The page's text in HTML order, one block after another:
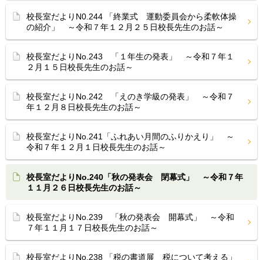
校長室だよりN0.244 「終業式 運動委員会から柔軟体操
の紹介」 ～令和７年１２月２５日校長先生のお話～
校長室だよりNo.243 「１年生の発表」 ～令和７年１
２月１５日校長先生のお話～
校長室だよりNo.242 「えのき学級の発表」 ～令和７
年１２月８日校長先生のお話～
校長室だよりNo.241「ふれあい月間のふりかえり」 ～
令和７年１２月１日校長先生のお話～
校長室だよりNo.240「秋の発表会 閉幕式」 ～令和７年
１１月２６日校長先生のお話～
校長室だよりNo.239 「秋の発表会 開幕式」 ～令和
７年１１月１７日校長先生のお話～
校長室だよりNo.238 「税の書道展 税について考える」